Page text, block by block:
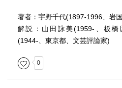
著者：宇野千代(1897-1996、岩
解説：山田詠美(1959-、板
(1944-、東京都、文芸評論家)
0